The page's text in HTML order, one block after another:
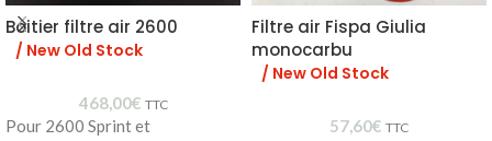
Boitier filtre air 2600
/ New Old Stock
468,00€ TTC
Pour 2600 Sprint et
Filtre air Fispa Giulia
monocarbu
/ New Old Stock
57,60€ TTC